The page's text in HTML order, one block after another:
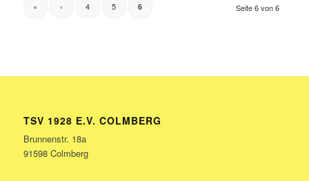
Seite 6 von 6
« ‹ 4 5 6
TSV 1928 E.V. COLMBERG
Brunnenstr. 18a
91598 Colmberg